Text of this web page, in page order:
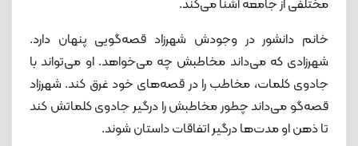
مختلفی از جامعه آشنا می‌کند.
خانم دانشور در وجودش شهرزاد قصه‌گویی پنهان دارد.
شهرزادی که می‌داند مخاطبش چه می‌خواهد. او می‌تواند با
جادوی کلمات، مخاطب را در قصه‌های خود غرق کند. شهرزاد
قصه‌گو می‌داند چطور مخاطبش را درگیر جادوی کلماتش کند
تا ذهن او مدت‌ها درگیر اتفاقات داستان شوند.